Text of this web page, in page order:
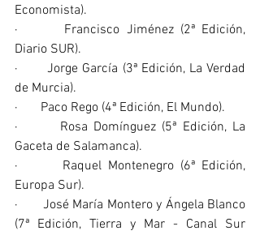
Economista).
·       Francisco Jiménez (2ª Edición,
Diario SUR).
·       Jorge García (3ª Edición, La Verdad
de Murcia).
·       Paco Rego (4ª Edición, El Mundo).
·       Rosa Domínguez (5ª Edición, La
Gaceta de Salamanca).
·       Raquel Montenegro (6ª Edición,
Europa Sur).
·       José María Montero y Ángela Blanco
(7ª Edición, Tierra y Mar - Canal Sur